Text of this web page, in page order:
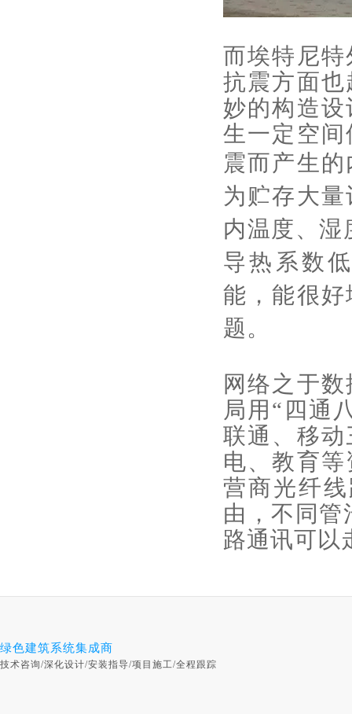
而埃特尼
抗震方面
妙的构造
生一定空
震而产生
为贮存大
内温度、湿
导热系数
能，能很
题。
网络之于
局用“四通
联通、移
电、教育
营商光纤
由，不同管
路通讯可以
绿色建筑系统集成商
技术咨询/深化设计/安装指导/项目施工/全程跟踪